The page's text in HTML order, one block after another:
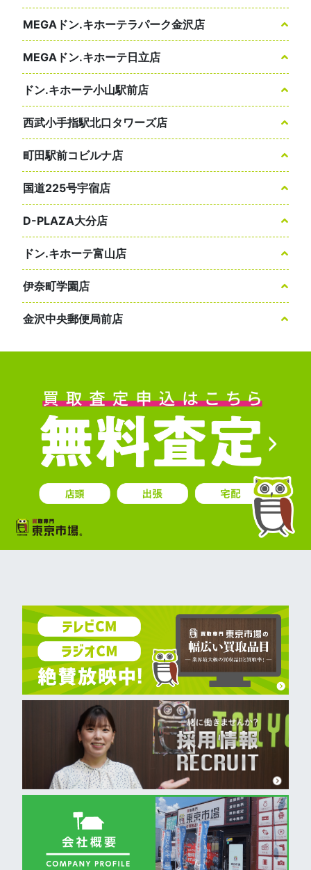
MEGAドン.キホーテラパーク金沢店
MEGAドン.キホーテ日立店
ドン.キホーテ小山駅前店
西武小手指駅北口タワーズ店
町田駅前コビルナ店
国道225号宇宿店
D-PLAZA大分店
ドン.キホーテ富山店
伊奈町学園店
金沢中央郵便局前店